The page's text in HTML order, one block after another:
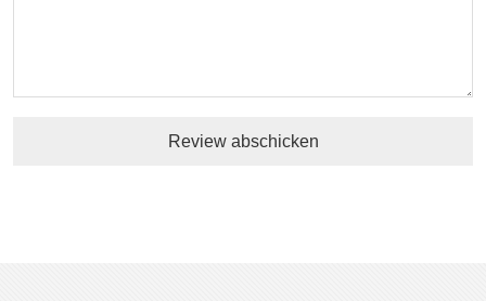
Review abschicken